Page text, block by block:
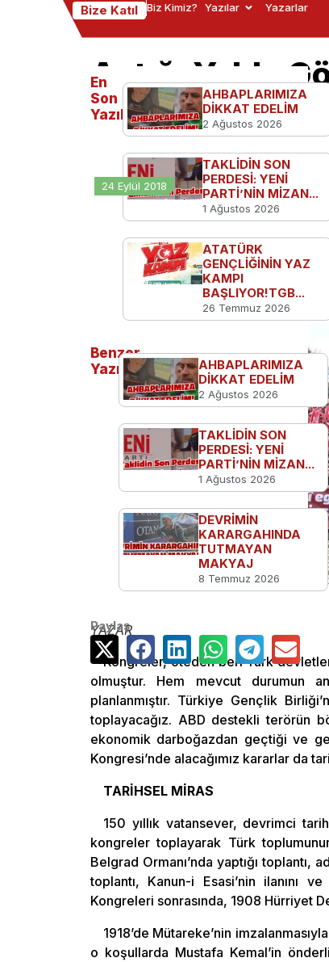
Bize Katıl Biz Kimiz? Yazılar Yazarlar
Açtığı Yolda
Ana Sayfa Serbest Kürsü Açtığı Yolda
24 Eylül 2018
YAZAR
Kongreler, öteden beri Türk
olmuştur. Hem mevcut durumun
planlanmıştır. Türkiye Gençlik
toplayacağız. ABD destekli terörün
ekonomik darboğazdan geçtiği ve
Kongresi’nde alacağımız kararlar da
TARİHSEL MİRAS
150 yıllık vatansever, devrimci
kongreler toplayarak Türk
Belgrad Ormanı’nda yaptığı toplantı,
toplantı, Kanun-i Esasi’nin ilanını
Kongreleri sonrasında, 1908 Hürriyet
1918’de Mütareke’nin
o koşullarda Mustafa Kemal’in
En
Son
Yazılanlar
AHBAPLARIMIZA
DİKKAT EDELİM
2 Ağustos 2026
TAKLİDİN SON
PERDESİ: YENİ
PARTİ’NİN MİZAN...
1 Ağustos 2026
ATATÜRK
GENÇLİĞİNİN YAZ
KAMPI
BAŞLIYOR!TGB...
26 Temmuz 2026
Benzer
Yazılar
AHBAPLARIMIZA
DİKKAT EDELİM
2 Ağustos 2026
TAKLİDİN SON
PERDESİ: YENİ
PARTİ’NİN MİZAN...
1 Ağustos 2026
DEVRİMİN
KARARGAHINDA
TUTMAYAN
MAKYAJ
8 Temmuz 2026
Paylaş